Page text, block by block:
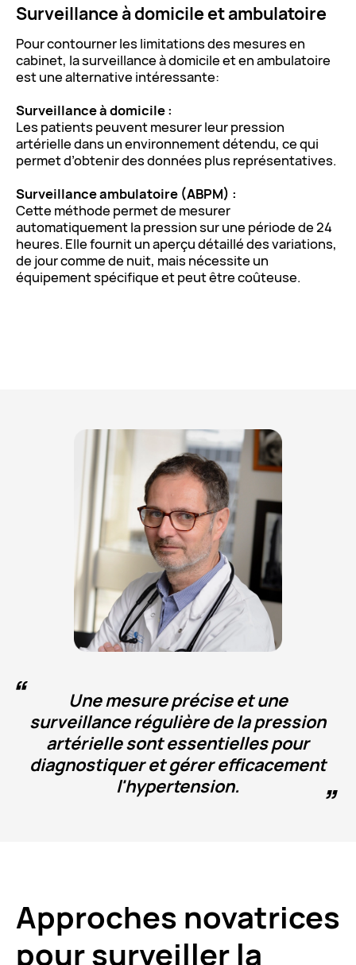
Surveillance à domicile et ambulatoire
Pour contourner les limitations des mesures en
cabinet, la surveillance à domicile et en ambulatoire
est une alternative intéressante:
Surveillance à domicile :
Les patients peuvent mesurer leur pression
artérielle dans un environnement détendu, ce qui
permet d’obtenir des données plus représentatives.
Surveillance ambulatoire (ABPM) :
Cette méthode permet de mesurer
automatiquement la pression sur une période de 24
heures. Elle fournit un aperçu détaillé des variations,
de jour comme de nuit, mais nécessite un
équipement spécifique et peut être coûteuse.
Une mesure précise et une
surveillance régulière de la pression
artérielle sont essentielles pour
diagnostiquer et gérer efficacement
l'hypertension.
Approches novatrices
pour surveiller la